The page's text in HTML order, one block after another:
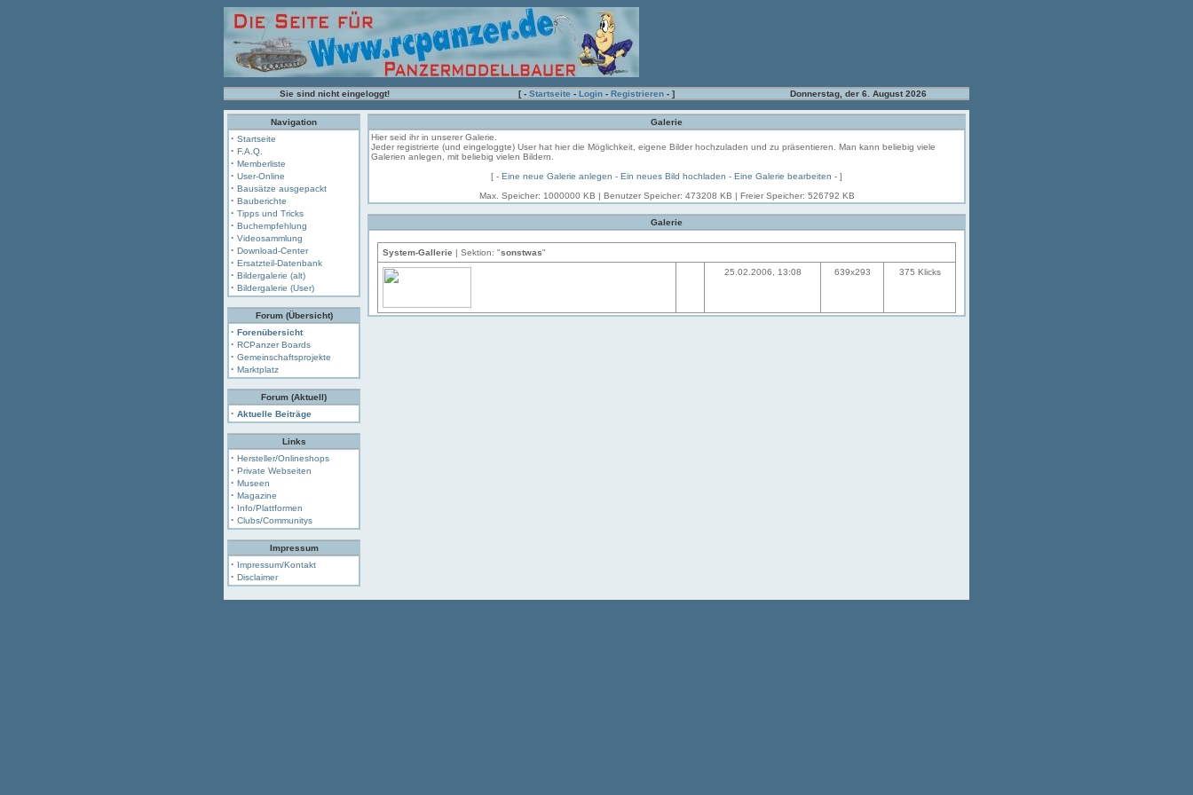
Sie sind nicht eingeloggt! [ - Startseite - Login - Registrieren - ] Donnerstag, der 6. August 2026
Navigation
· Startseite
· F.A.Q.
· Memberliste
· User-Online
· Bausätze ausgepackt
· Bauberichte
· Tipps und Tricks
· Buchempfehlung
· Videosammlung
· Download-Center
· Ersatzteil-Datenbank
· Bildergalerie (alt)
· Bildergalerie (User)
Forum (Übersicht)
· Forenübersicht
· RCPanzer Boards
· Gemeinschaftsprojekte
· Marktplatz
Forum (Aktuell)
· Aktuelle Beiträge
Links
· Hersteller/Onlineshops
· Private Webseiten
· Museen
· Magazine
· Info/Plattformen
· Clubs/Communitys
Impressum
· Impressum/Kontakt
· Disclaimer
Galerie
Hier seid ihr in unserer Galerie.
Jeder registrierte (und eingeloggte) User hat hier die Möglichkeit, eigene Bilder hochzuladen und zu präsentieren. Man kann beliebig viele
Galerien anlegen, mit beliebig vielen Bildern.
[ - Eine neue Galerie anlegen - Ein neues Bild hochladen - Eine Galerie bearbeiten - ]
Max. Speicher: 1000000 KB | Benutzer Speicher: 473208 KB | Freier Speicher: 526792 KB
Galerie
System-Gallerie | Sektion: "sonstwas"
25.02.2006, 13:08
639x293 375 Klicks